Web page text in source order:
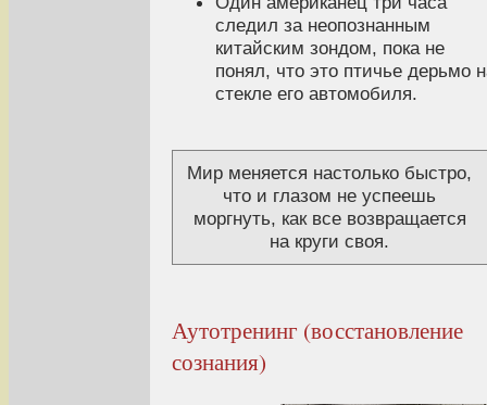
следил за неопознанным
китайским зондом, пока не
понял, что это птичье дерьмо
стекле его автомобиля.
Мир меняется настолько быстро,
что и глазом не успеешь
моргнуть, как все возвращается
на круги своя.
Аутотренинг (восстановление
сознания)